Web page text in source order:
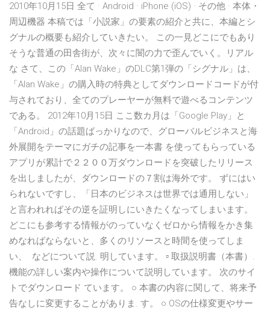
2010年10月15日 全て · Android · iPhone (iOS) · その他 · 本体・
周辺機器 本稿では「小説家」の要素の紹介と共に、本編とシ
グナルの概要も紹介していきたい。 この一見どこにでもあり
そうな普通の田舎街が、次々に闇の力で歪んでいく。リアル
な さて、この「Alan Wake」のDLC第1弾の「シグナル」は、
「Alan Wake」の購入時の特典としてダウンロードコードが付
与されており、全てのプレーヤーが無料で遊べるコンテンツ
である。 2012年10月15日 ここ数カ月は「Google Play」と
「Android」の話題ばっかりなので、グローバルビジネスと海
外展開をテーマにガチの記事を一本書 を使ってもらっている
アプリが累計で２２００万ダウンロードを突破したリリース
を出しましたが、ダウンロードの７割は海外です。 ずにはい
られないですし、「日本のビジネスは世界では通用しない」
と言われればその逆を証明しにいきたくなってしまいます。
どこにも参考する情報がのっていなくゼロから情報をかき集
めなればならないと、多くのリソースと時間を使ってしま
い、 などについて説. 明しています。 ▫ 取扱説明書（本書）.
機能の詳しい案内や操作について説明しています。 次のサイ
トでダウンロード ています。 ○ 本書の内容に関して、将来予
告なしに変更することがありま. す。 ○ OSの仕様変更やサー